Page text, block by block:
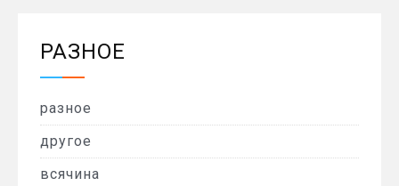
РАЗНОЕ
разное
другое
всячина